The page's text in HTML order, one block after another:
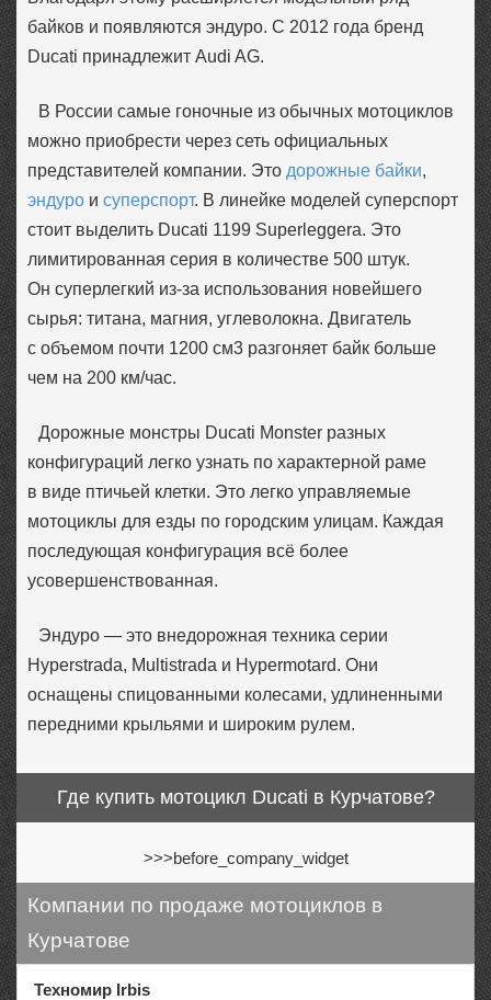
байков и появляются эндуро. С 2012 года бренд
Ducati принадлежит Audi AG.
В России самые гоночные из обычных мотоциклов
можно приобрести через сеть официальных
представителей компании. Это дорожные байки,
эндуро и суперспорт. В линейке моделей суперспорт
стоит выделить Ducati 1199 Superleggera. Это
лимитированная серия в количестве 500 штук.
Он суперлегкий из-за использования новейшего
сырья: титана, магния, углеволокна. Двигатель
с объемом почти 1200 см3 разгоняет байк больше
чем на 200 км/час.
Дорожные монстры Ducati Monster разных
конфигураций легко узнать по характерной раме
в виде птичьей клетки. Это легко управляемые
мотоциклы для езды по городским улицам. Каждая
последующая конфигурация всё более
усовершенствованная.
Эндуро — это внедорожная техника серии
Hyperstrada, Multistrada и Hypermotard. Они
оснащены спицованными колесами, удлиненными
передними крыльями и широким рулем.
Где купить мотоцикл Ducati в Курчатове?
>>>before_company_widget
Компании по продаже мотоциклов в
Курчатове
Техномир Irbis